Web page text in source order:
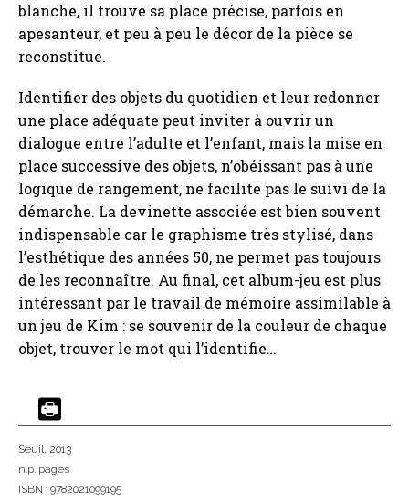
blanche, il trouve sa place précise, parfois en
apesanteur, et peu à peu le décor de la pièce se
reconstitue.
Identifier des objets du quotidien et leur redonner
une place adéquate peut inviter à ouvrir un
dialogue entre l’adulte et l’enfant, mais la mise en
place successive des objets, n’obéissant pas à une
logique de rangement, ne facilite pas le suivi de la
démarche. La devinette associée est bien souvent
indispensable car le graphisme très stylisé, dans
l’esthétique des années 50, ne permet pas toujours
de les reconnaître. Au final, cet album-jeu est plus
intéressant par le travail de mémoire assimilable à
un jeu de Kim : se souvenir de la couleur de chaque
objet, trouver le mot qui l’identifie…
Seuil, 2013
n.p. pages
ISBN : 9782021099195